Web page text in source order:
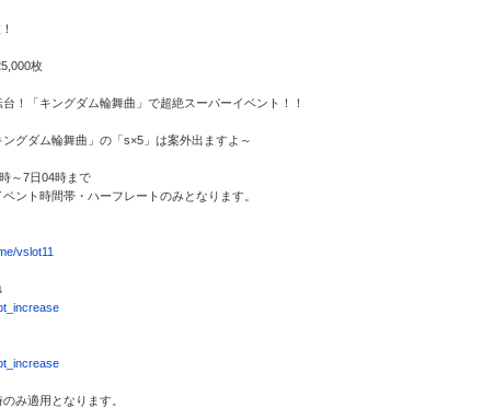
枚
！「キングダム輪舞曲」で超絶スーパーイベント！！
グダム輪舞曲」の「s×5」は案外出ますよ～
～7日04時まで
ント時間帯・ハーフレートのみとなります。
vslot11
み適用となります。